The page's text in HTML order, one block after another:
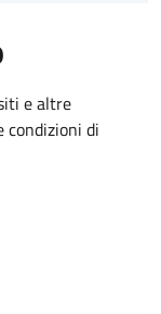
e altre
di